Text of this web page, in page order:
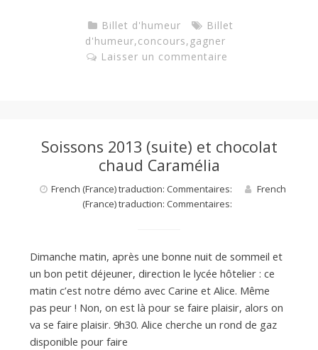
Billet d'humeur
Billet
d'humeur,concours, gagner
Laisser un commentaire
Soissons 2013 (suite) et chocolat
chaud Caramélia
French (France) traduction: Commentaires:
French
(France) traduction: Commentaires:
Dimanche matin, après une bonne nuit de sommeil et
un bon petit déjeuner, direction le lycée hôtelier : ce
matin c’est notre démo avec Carine et Alice. Même
pas peur ! Non, on est là pour se faire plaisir, alors on
va se faire plaisir. 9h30. Alice cherche un rond de gaz
disponible pour faire